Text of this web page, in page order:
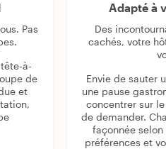
Pas
à-
de
et
Adapté à
Des
cachés, votre
Envie de sauter
une pause
concentrer sur
de demander.
façonnée
préférences et